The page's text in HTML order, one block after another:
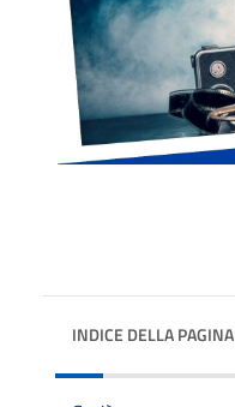
INDICE DELLA PAGINA